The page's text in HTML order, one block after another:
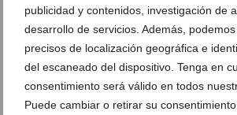
publicidad y contenidos, investigación de
desarrollo de servicios. Además,
precisos de localización geográfica e
del escaneado del dispositivo. Tenga en
consentimiento será válido en todos
Puede cambiar o retirar su
La Falla Saladar abre el plazo de
taller de ‘Cómo peinar moños de